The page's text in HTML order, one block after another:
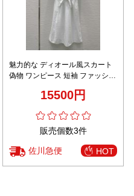
魅力的な ディオール風スカート
偽物 ワンピース 短袖 ファッショ
15500円
販売個数3件
佐川急便 HOT